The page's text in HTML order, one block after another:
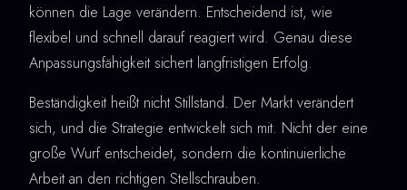
können die Lage verändern. Entscheidend ist, wie
flexibel und schnell darauf reagiert wird. Genau diese
Anpassungsfähigkeit sichert langfristigen Erfolg.
Beständigkeit heißt nicht Stillstand. Der Markt verändert
sich, und die Strategie entwickelt sich mit. Nicht der eine
große Wurf entscheidet, sondern die kontinuierliche
Arbeit an den richtigen Stellschrauben.